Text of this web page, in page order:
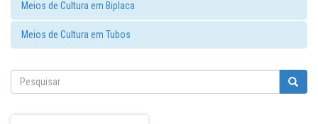
Meios de Cultura em Biplaca
Meios de Cultura em Tubos